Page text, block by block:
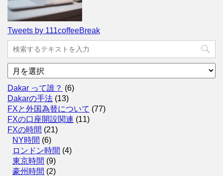
Tweets by 111coffeeBreak
ア
ー
カ
イ
ブ
Dakar って誰？ (6)
Dakarの手法 (13)
FXと外国為替について (77)
FXの口座開設関連 (11)
FXの時間 (21)
NY時間 (6)
ロンドン時間 (4)
東京時間 (9)
豪州時間 (2)